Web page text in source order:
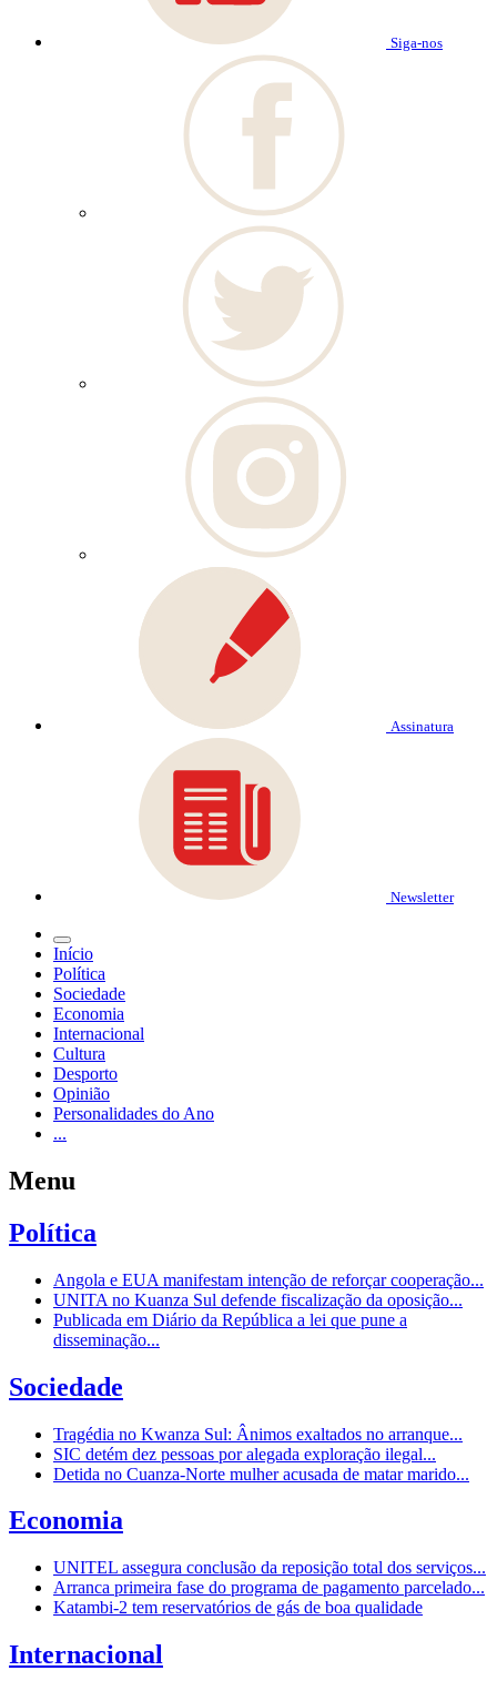
Siga-nos
Assinatura
Newsletter
Início
Política
Sociedade
Economia
Internacional
Cultura
Desporto
Opinião
Personalidades do Ano
...
Menu
Política
Angola e EUA manifestam intenção de reforçar cooperação...
UNITA no Kuanza Sul defende fiscalização da oposição...
Publicada em Diário da República a lei que pune a
disseminação...
Sociedade
Tragédia no Kwanza Sul: Ânimos exaltados no arranque...
SIC detém dez pessoas por alegada exploração ilegal...
Detida no Cuanza-Norte mulher acusada de matar marido...
Economia
UNITEL assegura conclusão da reposição total dos serviços...
Arranca primeira fase do programa de pagamento parcelado...
Katambi-2 tem reservatórios de gás de boa qualidade
Internacional